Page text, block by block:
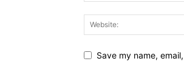
Save my name,